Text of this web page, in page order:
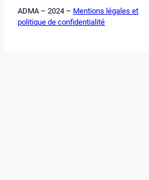
ADMA – 2024 – Mentions légales et
politique de confidentialité